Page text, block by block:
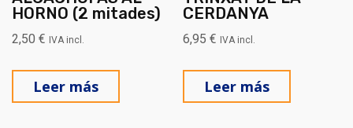
HORNO (2 mitades)
2,50 € IVA incl.
Leer más
CERDANYA
6,95€ IVA incl.
Leer más